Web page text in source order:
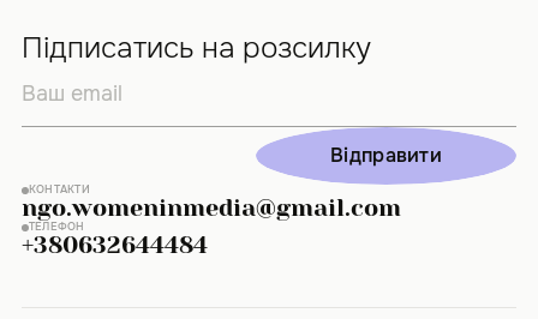
Підписатись на розсилку
Відправити
Відправити
КОНТАКТИ
ngo.womeninmedia@gmail.com
ТЕЛЕФОН
+380632644484